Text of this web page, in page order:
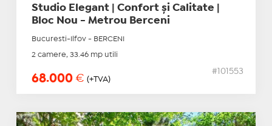
Studio Elegant | Confort și Calitate |
Bloc Nou - Metrou Berceni
Bucuresti-Ilfov - BERCENI
2 camere, 33.46 mp utili
68.000 € (+TVA)
#101553